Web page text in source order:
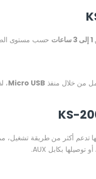
1 إلى 3 ساعات
حسب مستوى
من خلال منفذ Micro USB،
تدعم أكثر من طريقة تشغيل،